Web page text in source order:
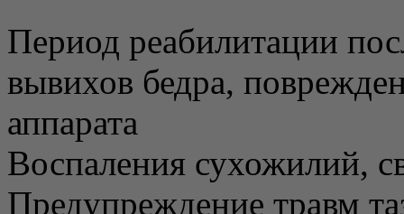
Период реабилитации
вывихов бедра,
аппарата
Воспаления сухожилий,
Предупреждение травм